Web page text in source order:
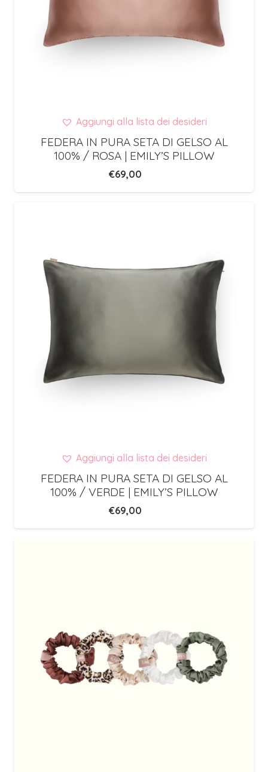
Aggiungi alla lista dei desideri
FEDERA IN PURA SETA DI GELSO AL
100% / ROSA | EMILY’S PILLOW
€69,00
Aggiungi alla lista dei desideri
FEDERA IN PURA SETA DI GELSO AL
100% / VERDE | EMILY’S PILLOW
€69,00